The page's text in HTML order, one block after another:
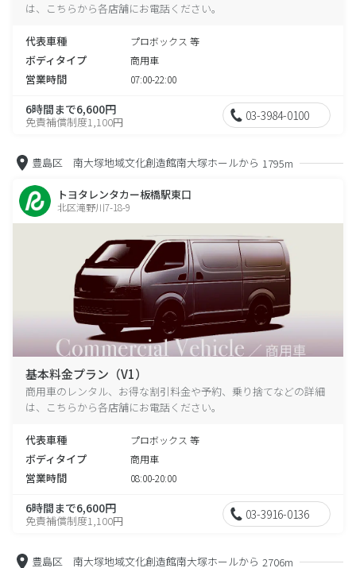
は、こちらから各店舗にお電話ください。
代表車種 プロボックス 等
ボディタイプ 商用車
営業時間 07:00-22:00
6時間まで6,600円
免責補償制度1,100円 03-3984-0100
豊島区 南大塚地域文化創造館南大塚ホールから 1795m
トヨタレンタカー板橋駅東口
北区滝野川7-18-9
基本料金プラン（V1）
商用車のレンタル、お得な割引料金や予約、乗り捨てなどの詳細
は、こちらから各店舗にお電話ください。
代表車種 プロボックス 等
ボディタイプ 商用車
営業時間 08:00-20:00
6時間まで6,600円
免責補償制度1,100円 03-3916-0136
豊島区 南大塚地域文化創造館南大塚ホールから 2706m